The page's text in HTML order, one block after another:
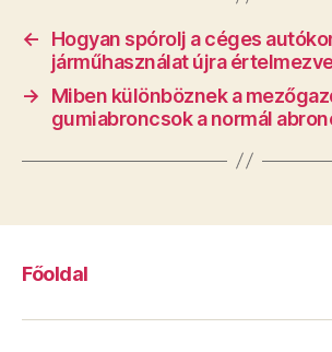
←
Hogyan spórolj a céges
járműhasználat újra
→
Miben különböznek a
gumiabroncsok a normál
Főoldal